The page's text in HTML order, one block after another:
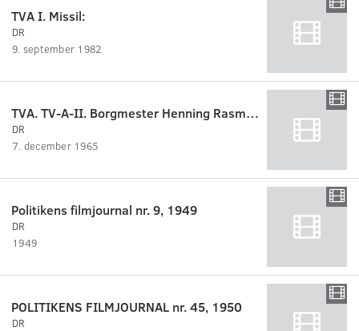
TVA I. Missil:
DR
9. september 1982
TVA. TV-A-II. Borgmester Henning Rasmussen, Esbjerg, besvarer spørgsmålet om baggrunden f..
DR
7. december 1965
Politikens filmjournal nr. 9, 1949
DR
1949
POLITIKENS FILMJOURNAL nr. 45, 1950
DR